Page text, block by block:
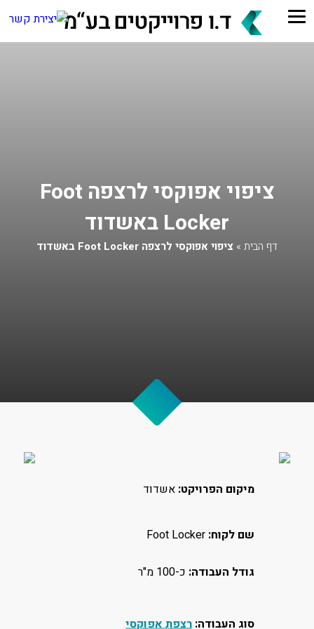
ציפוי אפוקסי לרצפה Foot
Locker באשדוד
דף הבית » ציפוי אפוקסי לרצפה Foot Locker באשדוד
מיקום הפרויקט: אשדוד
שם לקוח: Foot Locker
גודל העבודה: כ-100 מ"ר
סוג העבודה: רצפת אפוקסי